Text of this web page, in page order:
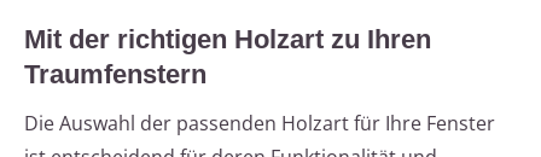
Mit der richtigen Holzart zu Ihren
Traumfenstern
Die Auswahl der passenden Holzart für Ihre Fenster